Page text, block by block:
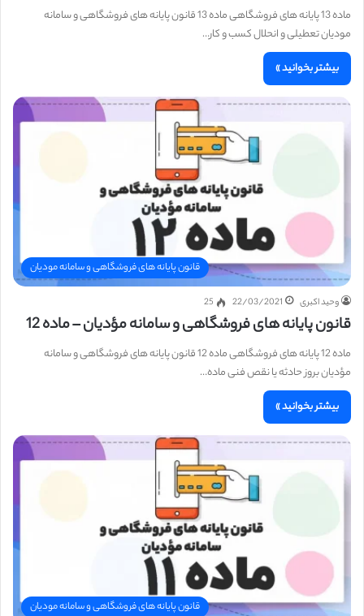
ماده 13 پایانه های فروشگاهی ماده 13 قانون پایانه های فروشگاهی و سامانه
مودیان تعطیلی و انحلال کسب و کار…
بیشتر بخوانید »
قانون پایانه های فروشگاهی و سامانه مودیان
وحید اکبری 22/03/2021
25
قانون پایانه های فروشگاهی و سامانه مؤدیان – ماده 12
ماده 12 پایانه های فروشگاهی ماده 12 قانون پایانه های فروشگاهی و سامانه
مؤدیان بروز حادثه یا نقص فنی ماده…
بیشتر بخوانید »
قانون پایانه های فروشگاهی و سامانه مودیان